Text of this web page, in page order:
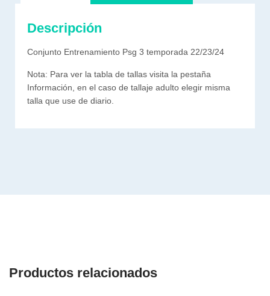
Descripción
Conjunto Entrenamiento Psg 3 temporada 22/23/24
Nota: Para ver la tabla de tallas visita la pestaña
Información, en el caso de tallaje adulto elegir misma
talla que use de diario.
Productos relacionados